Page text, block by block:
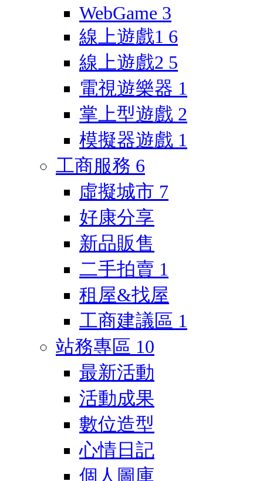
WebGame 3
線上遊戲1 6
線上遊戲2 5
電視遊樂器 1
掌上型遊戲 2
模擬器遊戲 1
工商服務 6
虛擬城市 7
好康分享
新品販售
二手拍賣 1
租屋&找屋
工商建議區 1
站務專區 10
最新活動
活動成果
數位造型
心情日記
個人圖庫